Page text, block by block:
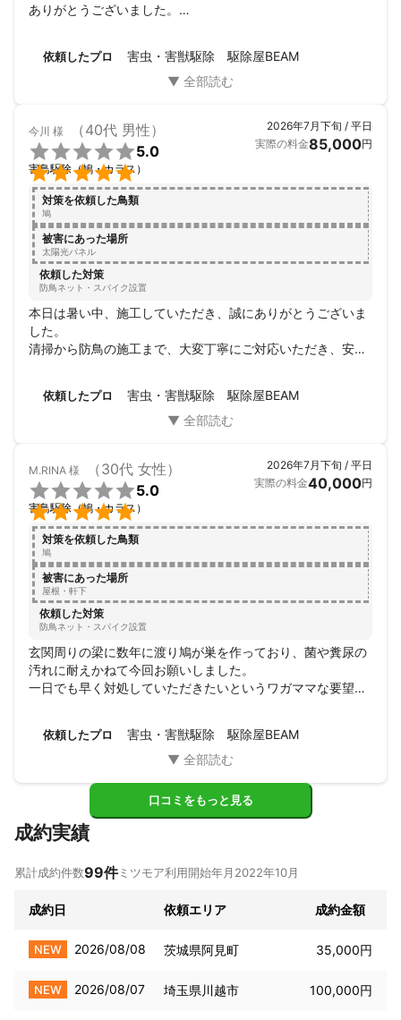
ありがとうございました。
機会ございましたら、
是非よろしくお願いいたします。
やはりプロの仕事は違うと思いました。
依頼したプロ 害虫・害獣駆除 駆除屋BEAM
今川 様 （40代 男性）


5.0
害鳥駆除（鳩・カラス）
2026年7月下旬 / 平日
実際の料金85,000円
対策を依頼した鳥類
鳩
被害にあった場所
太陽光パネル
依頼した対策
防鳥ネット・スパイク設置
本日は暑い中、施工していただき、誠にありがとうございま
した。
清掃から防鳥の施工まで、大変丁寧にご対応いただき、安心
らを確認しに来ているだけとのことで、しばらく様子を見た
依頼したプロ 害虫・害獣駆除 駆除屋BEAM
M.RINA 様 （30代 女性）


5.0
害鳥駆除（鳩・カラス）
2026年7月下旬 / 平日
実際の料金40,000円
対策を依頼した鳥類
鳩
被害にあった場所
屋根・軒下
依頼した対策
防鳥ネット・スパイク設置
玄関周りの梁に数年に渡り鳩が巣を作っており、菌や糞尿の
汚れに耐えかねて今回お願いしました。
一日でも早く対処していただきたいというワガママな要望に
不明点などもしっかり聞いて答えてくれましたし、満足して
います。ありがとうございます。
依頼したプロ 害虫・害獣駆除 駆除屋BEAM
口コミをもっと見る
成約実績
累計成約件数99件ミツモア利用開始年月 2022年10月
成約日 依頼エリア 成約金額
NEW 2026/08/08 茨城県阿見町 35,000円
NEW 2026/08/07 埼玉県川越市 100,000円